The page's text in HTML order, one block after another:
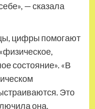
— сказала
цифры помогают
состояние». «В
Это
она.